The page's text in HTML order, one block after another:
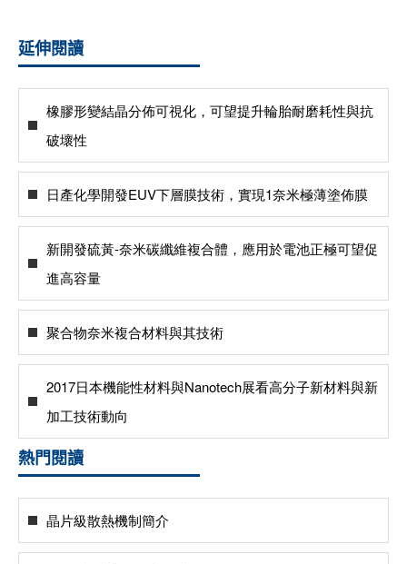
延伸閱讀
橡膠形變結晶分佈可視化，可望提升輪胎耐磨耗性與抗
破壞性
日產化學開發EUV下層膜技術，實現1奈米極薄塗佈膜
新開發硫黃-奈米碳纖維複合體，應用於電池正極可望促
進高容量
聚合物奈米複合材料與其技術
2017日本機能性材料與Nanotech展看高分子新材料與新
加工技術動向
熱門閱讀
晶片級散熱機制簡介